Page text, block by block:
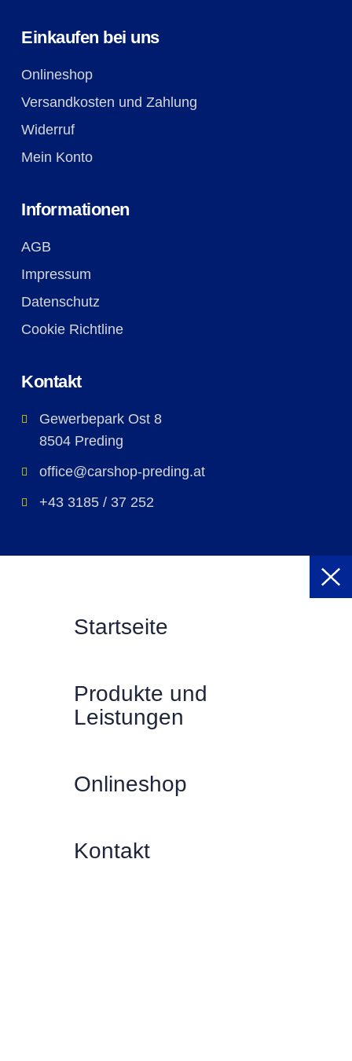
Einkaufen bei uns
Onlineshop
Versandkosten und Zahlung
Widerruf
Mein Konto
Informationen
AGB
Impressum
Datenschutz
Cookie Richtline
Kontakt
Gewerbepark Ost 8
8504 Preding
office@carshop-preding.at
+43 3185 / 37 252
Startseite
Produkte und
Leistungen
Onlineshop
Kontakt